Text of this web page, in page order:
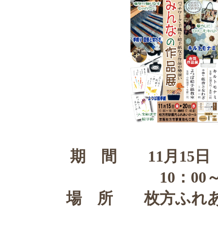
期 間 11月15日（
10：00～18：00（
場 所 枚方ふれあ